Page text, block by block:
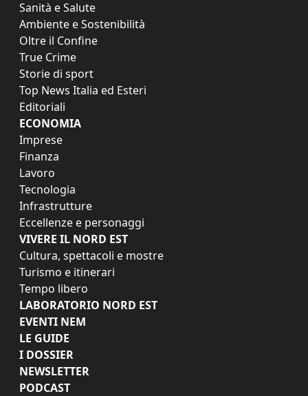
Sanità e Salute
Ambiente e Sostenibilità
Oltre il Confine
True Crime
Storie di sport
Top News Italia ed Esteri
Editoriali
ECONOMIA
Imprese
Finanza
Lavoro
Tecnologia
Infrastrutture
Eccellenze e personaggi
VIVERE IL NORD EST
Cultura, spettacoli e mostre
Turismo e itinerari
Tempo libero
LABORATORIO NORD EST
EVENTI NEM
LE GUIDE
I DOSSIER
NEWSLETTER
PODCAST